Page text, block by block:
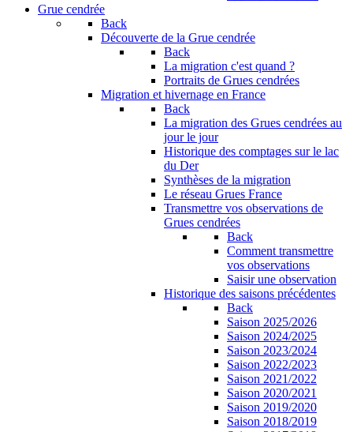
Grue cendrée
Back
Découverte de la Grue cendrée
Back
La migration c'est quand ?
Portraits de Grues cendrées
Migration et hivernage en France
Back
La migration des Grues cendrées au
jour le jour
Historique des comptages sur le lac
du Der
Synthèses de la migration
Le réseau Grues France
Transmettre vos observations de
Grues cendrées
Back
Comment transmettre
vos observations
Saisir une observation
Historique des saisons précédentes
Back
Saison 2025/2026
Saison 2024/2025
Saison 2023/2024
Saison 2022/2023
Saison 2021/2022
Saison 2020/2021
Saison 2019/2020
Saison 2018/2019